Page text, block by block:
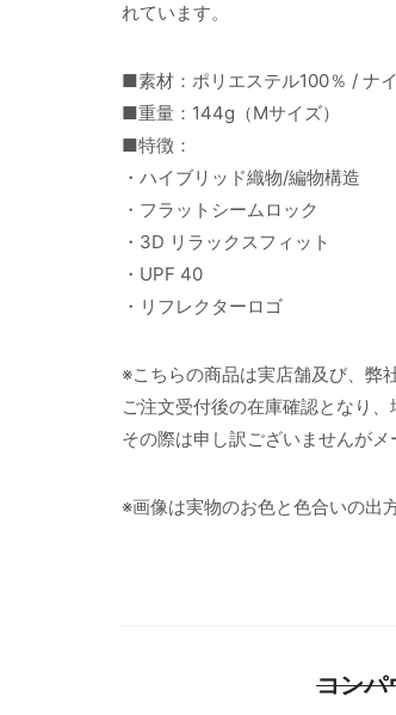
れています。
■素材：ポリエステル100％ / ナ
■重量：144g（Mサイズ）
■特徴：
・ハイブリッド織物/編物構造
・フラットシームロック
・3D リラックスフィット
・UPF 40
・リフレクターロゴ
※こちらの商品は実店舗及び、弊
ご注文受付後の在庫確認となり
その際は申し訳ございませんが
※画像は実物のお色と色合いの出
コンパ